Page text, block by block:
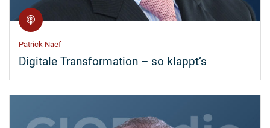
Patrick Naef
Digitale Transformation – so klappt‘s